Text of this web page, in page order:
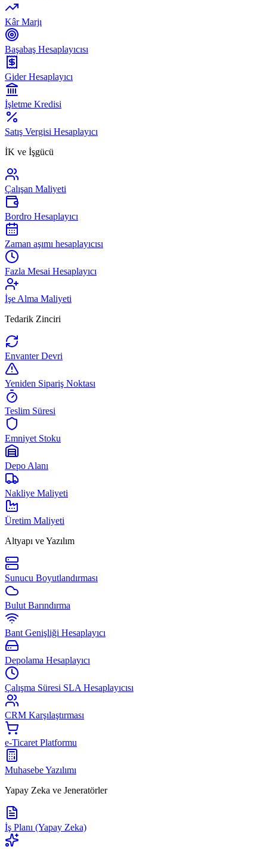
Kâr Marjı
Başabaş Hesaplayıcısı
Gider Hesaplayıcı
İşletme Kredisi
Satış Vergisi Hesaplayıcı
İK ve İşgücü
Çalışan Maliyeti
Bordro Hesaplayıcı
Zaman aşımı hesaplayıcısı
Fazla Mesai Hesaplayıcı
İşe Alma Maliyeti
Tedarik Zinciri
Envanter Devri
Yeniden Sipariş Noktası
Teslim Süresi
Emniyet Stoku
Depo Alanı
Nakliye Maliyeti
Üretim Maliyeti
Altyapı ve Yazılım
Sunucu Boyutlandırması
Bulut Barındırma
Bant Genişliği Hesaplayıcı
Depolama Hesaplayıcı
Çalışma Süresi SLA Hesaplayıcısı
CRM Karşılaştırması
e-Ticaret Platformu
Muhasebe Yazılımı
Yapay Zeka ve Jeneratörler
İş Planı (Yapay Zeka)